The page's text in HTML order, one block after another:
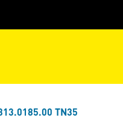
TN35